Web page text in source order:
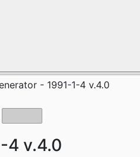
- 1991-1-4 v.4.0
4 v.4.0